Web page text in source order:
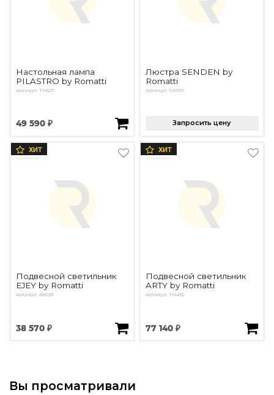
Настольная лампа
PILASTRO by Romatti
Артикул: TH527
49 590 ₽
Люстра SENDEN by
Romatti
Артикул: 10101P
Запросить цену
ХИТ
Подвесной светильник
EJEY by Romatti
Артикул: ABD31
38 570 ₽
ХИТ
Подвесной светильник
ARTY by Romatti
Артикул: TH435
77 140 ₽
Вы просматривали